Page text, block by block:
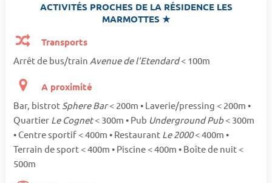
ACTIVITÉS PROCHES DE LA RÉSIDENCE LES
MARMOTTES ★
Transports
Arrêt de bus/train Avenue de l'Etendard< 100m
A proximité
Bar, bistrot Sphere Bar< 200m • Laverie/pressing < 200m •
Quartier Le Cognet< 300m • Pub Underground Pub< 300m
• Centre sportif < 400m • Restaurant Le 2000< 400m •
Terrain de sport < 400m • Piscine < 400m • Boîte de nuit <
500m